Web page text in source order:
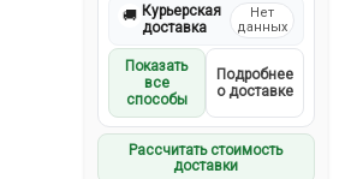
🚚 Курьерская
доставка
Нет
данных
Показать
все
способы
Подробнее
о доставке
Рассчитать стоимость
доставки